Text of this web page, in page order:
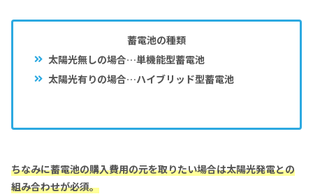
蓄電池の種類
太陽光無しの場合…単機能型蓄電池
太陽光有りの場合…ハイブリッド型蓄電池
ちなみに蓄電池の購入費用の元を取りたい場合は太陽光発電との
組み合わせが必須。